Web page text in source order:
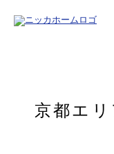
京都エリ